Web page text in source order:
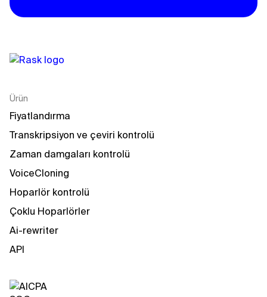
Ürün
Fiyatlandırma
Transkripsiyon ve çeviri kontrolü
Zaman damgaları kontrolü
VoiceCloning
Hoparlör kontrolü
Çoklu Hoparlörler
Ai-rewriter
API